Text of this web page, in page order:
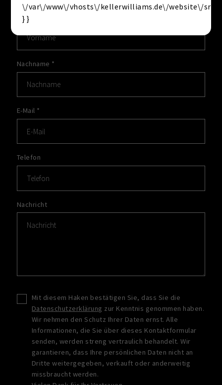
Vorname
Nachname *
E-Mail *
Telefon
Nachricht
Mit diesem Haken bestätigen Sie, dass Sie die
Datenschutzerklärung zur Kenntnis genommen haben.
Wir nehmen den Schutz Ihrer Daten ernst. Alle
Informationen, die Sie über dieses Kontaktformular
senden, werden streng vertraulich behandelt. Wir
garantieren, dass Ihre persönlichen Daten nicht an
Dritte weitergegeben, verkauft oder anderweitig
missbraucht werden.
\/var\/www\/vhosts\/kellerwilliams.de\/website\/src\/
} }